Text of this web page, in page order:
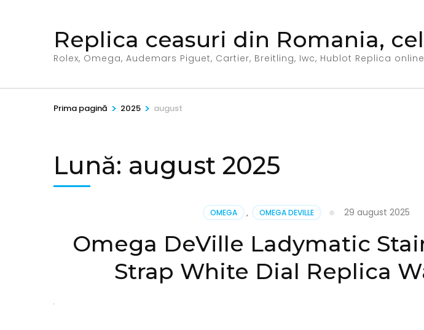
Replica ceasuri din Romania,
Rolex, Omega, Audemars Piguet, Cartier, Breitling, Iwc, Hublot Replica online
Prima pagină > 2025 > august
Lună: august 2025
OMEGA , OMEGA DEVILLE 29 august 2025
Omega DeVille Ladymatic
Strap White Dial Replica